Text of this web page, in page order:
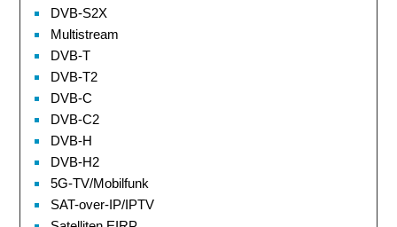
DVB-S2X
Multistream
DVB-T
DVB-T2
DVB-C
DVB-C2
DVB-H
DVB-H2
5G-TV/Mobilfunk
SAT-over-IP/IPTV